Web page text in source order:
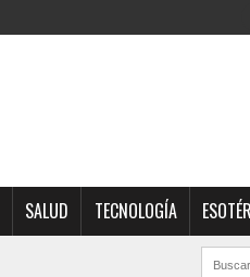
SALUD TECNOLOGÍA